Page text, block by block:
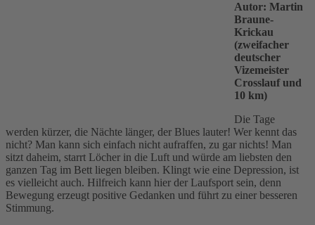
Autor: Martin
Braune-
Krickau
(zweifacher
deutscher
Vizemeister
Crosslauf und
10 km)
Die Tage
werden kürzer, die Nächte länger, der Blues lauter! Wer kennt das
nicht? Man kann sich einfach nicht aufraffen, zu gar nichts! Man
sitzt daheim, starrt Löcher in die Luft und würde am liebsten den
ganzen Tag im Bett liegen bleiben. Klingt wie eine Depression, ist
es vielleicht auch. Hilfreich kann hier der Laufsport sein, denn
Bewegung erzeugt positive Gedanken und führt zu einer besseren
Stimmung.